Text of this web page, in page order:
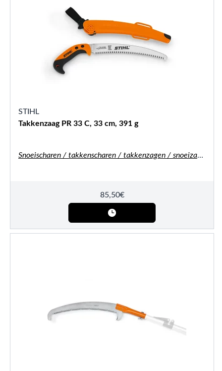
STIHL
Takkenzaag PR 33 C, 33 cm, 391 g
Snoeischaren / takkenscharen / takkenzagen / snoeizagen
85,50€